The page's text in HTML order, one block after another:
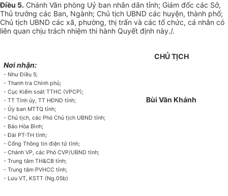
Điều 5. Chánh Văn phòng Uỷ ban nhân dân tỉnh; Giám đốc các Sở,
Thủ trưởng các Ban, Ngành; Chủ tịch UBND các huyện, thành phố;
Chủ tịch UBND các xã, phường, thị trấn và các tổ chức, cá nhân có
liên quan chịu trách nhiệm thi hành Quyết định này./.
Nơi nhận:
- Như Điều 5;
- Thanh tra Chính phủ;
- Cục Kiểm soát TTHC (VPCP);
- TT Tỉnh ủy, TT HĐND tỉnh;
- Ủy ban MTTQ tỉnh;
- Chủ tịch, các Phó Chủ tịch UBND tỉnh;
- Báo Hòa Bình;
- Đài PT-TH tỉnh;
- Cổng Thông tin điện tử tỉnh;
- Chánh VP, các Phó CVP/UBND tỉnh;
- Trung tâm TH&CB tỉnh;
- Trung tâm PVHCC tỉnh;
- Lưu VT, KSTT (Ng.05b)
CHỦ TỊCH
Bùi Văn Khánh